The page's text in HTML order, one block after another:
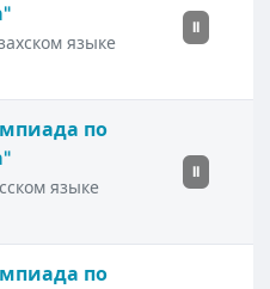
языке
II
по
языке
II
по